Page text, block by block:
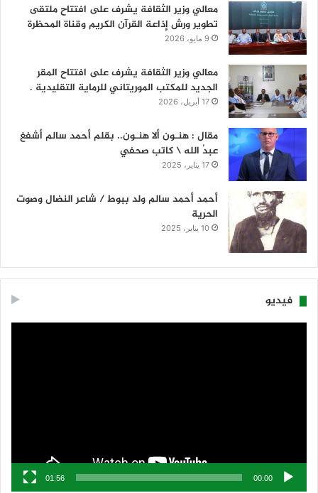
معالي وزير الثقافة يشرف على افتتاح ملتقى
تطوير ورش إذاعة القرآن الكريم وقناة المحظرة
9 مايو، 2026
معالي وزير الثقافة يشرف على افتتاح المقر
الجديد للمكتب الموريتاني للرماية التقليدية .
17 أبريل، 2026
مقال : هنـون ألا هنـون.. بقلم أحمد سالم أشفغ
عبدُ الله \ كاتب صحفي
17 يناير، 2025
أحمد أحمد سالم ولد ببوط / شاعر النضال وصوت
الحرية
10 يناير، 2025
فيديو
00:00
01:56